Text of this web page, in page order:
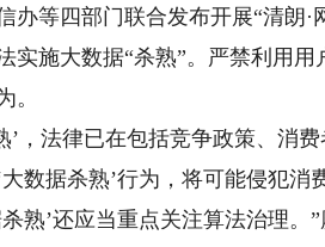
等四部门联合发布开展“清朗·
实施大数据“杀熟”。严禁利用
。
法律已在包括竞争政策、消费
数据杀熟’行为，将可能侵犯
熟’还应当重点关注算法治理。”